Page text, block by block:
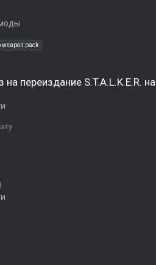
weapon pack
переиздание S.T.A.L.K.E.R. на